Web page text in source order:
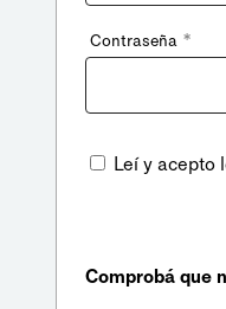
Contraseña *
Leí y acepto
Comprobá que